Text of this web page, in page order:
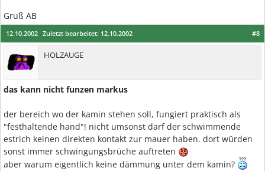
Gruß AB
#8
12.10.2002 Zuletzt bearbeitet: 12.10.2002
HOLZAUGE
das kann nicht funzen markus
der bereich wo der kamin stehen soll, fungiert praktisch als
"festhaltende hand"! nicht umsonst darf der schwimmende
estrich keinen direkten kontakt zur mauer haben. dort würden
sonst immer schwingungsbrüche auftreten
aber warum eigentlich keine dämmung unter dem kamin?